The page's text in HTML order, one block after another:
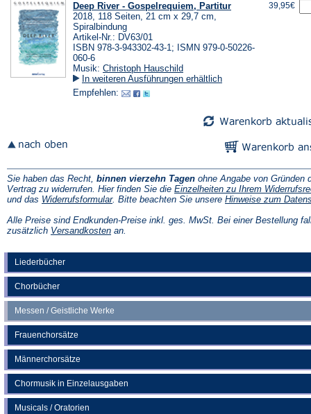
Liederbücher
Chorbücher
Messen / Geistliche Werke
Frauenchorsätze
Männerchorsätze
Chormusik in Einzelausgaben
Musicals / Oratorien
Deep River - Gospelrequiem, Partitur
2018, 118 Seiten, 21 cm x 29,7 cm,
Spiralbindung
Artikel-Nr.: DV63/01
ISBN 978-3-943302-43-1; ISMN 979-0-50226-
060-6
Musik: Christoph Hauschild
In weiteren Ausführungen erhältlich
Empfehlen:
39,95€
Sie haben das Recht, binnen vierzehn Tagen ohne Angabe von Gründen
Vertrag zu widerrufen. Hier finden Sie die Einzelheiten zu Ihrem
und das Widerrufsformular(Öffnet
einem
neuen
. Bitte beachten Sie unsere Hinweise zum
Alle Preise sind Endkunden-Preise inkl. ges. MwSt. Bei einer Bestellung
zusätzlich Versandkosten(Öffnet
an.